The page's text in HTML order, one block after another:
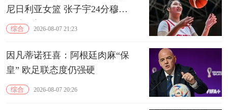
尼日利亚女篮 张子宇24分穆萨
15分10板
综合 2026-08-07 21:23
因凡蒂诺狂喜：阿根廷肉麻“保
皇” 欧足联态度仍强硬
综合 2026-08-07 20:26